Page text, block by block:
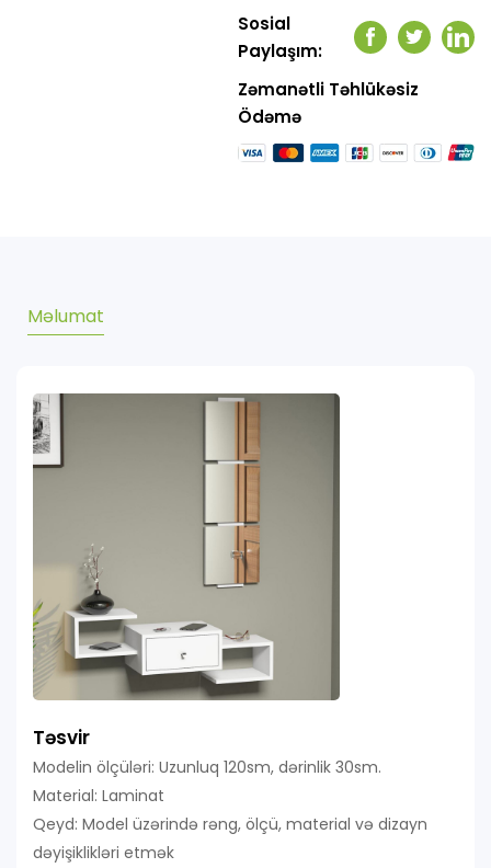
Sosial
Paylaşım:
Facebook
Twitter
Zəmanətli Təhlükəsiz
Ödəmə
Məlumat
Təsvir
Modelin ölçüləri: Uzunluq 120sm, dərinlik 30sm.
Material: Laminat
Qeyd: Model üzərində rəng, ölçü, material və dizayn
dəyişiklikləri etmək